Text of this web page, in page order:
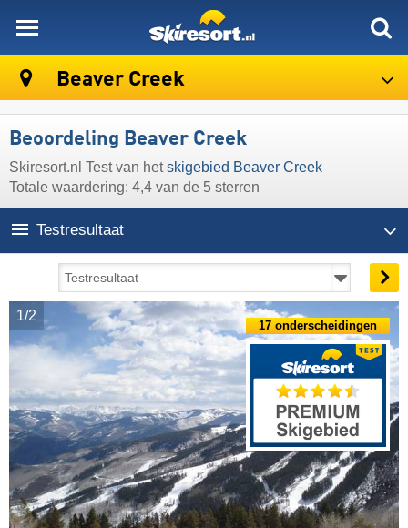
Beaver Creek
Beoordeling Beaver Creek
Skiresort.nl Test van hetskigebied Beaver Creek
Totale waardering: 4,4 van de 5 sterren
Testresultaat
1/2
17 onderscheidingen